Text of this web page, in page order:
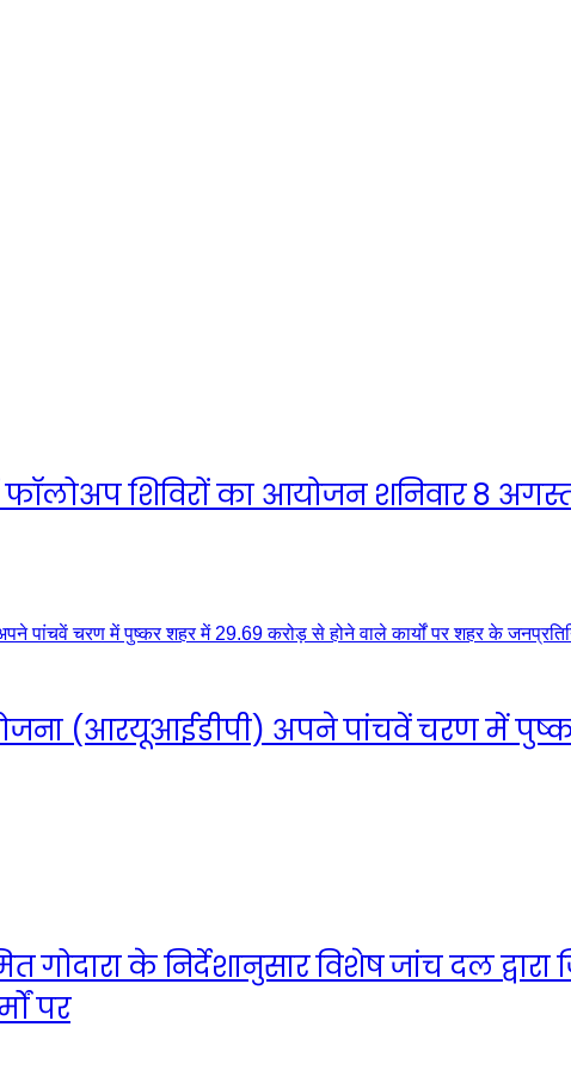
फॉलोअप शिविरों का आयोजन शनिवार 8
(आरयूआईडीपी) अपने पांचवें चरण में
गोदारा के निर्देशानुसार विशेष जांच दल
पर